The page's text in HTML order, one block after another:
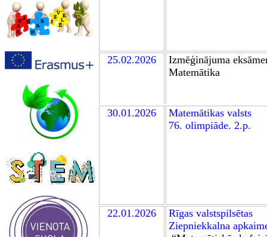
25.02.2026
Izmēģinājuma
Matemātika
30.01.2026
Matemātikas valsts
76. olimpiāde. 2.p.
22.01.2026
Rīgas valstspilsētas
Ziepniekkalna